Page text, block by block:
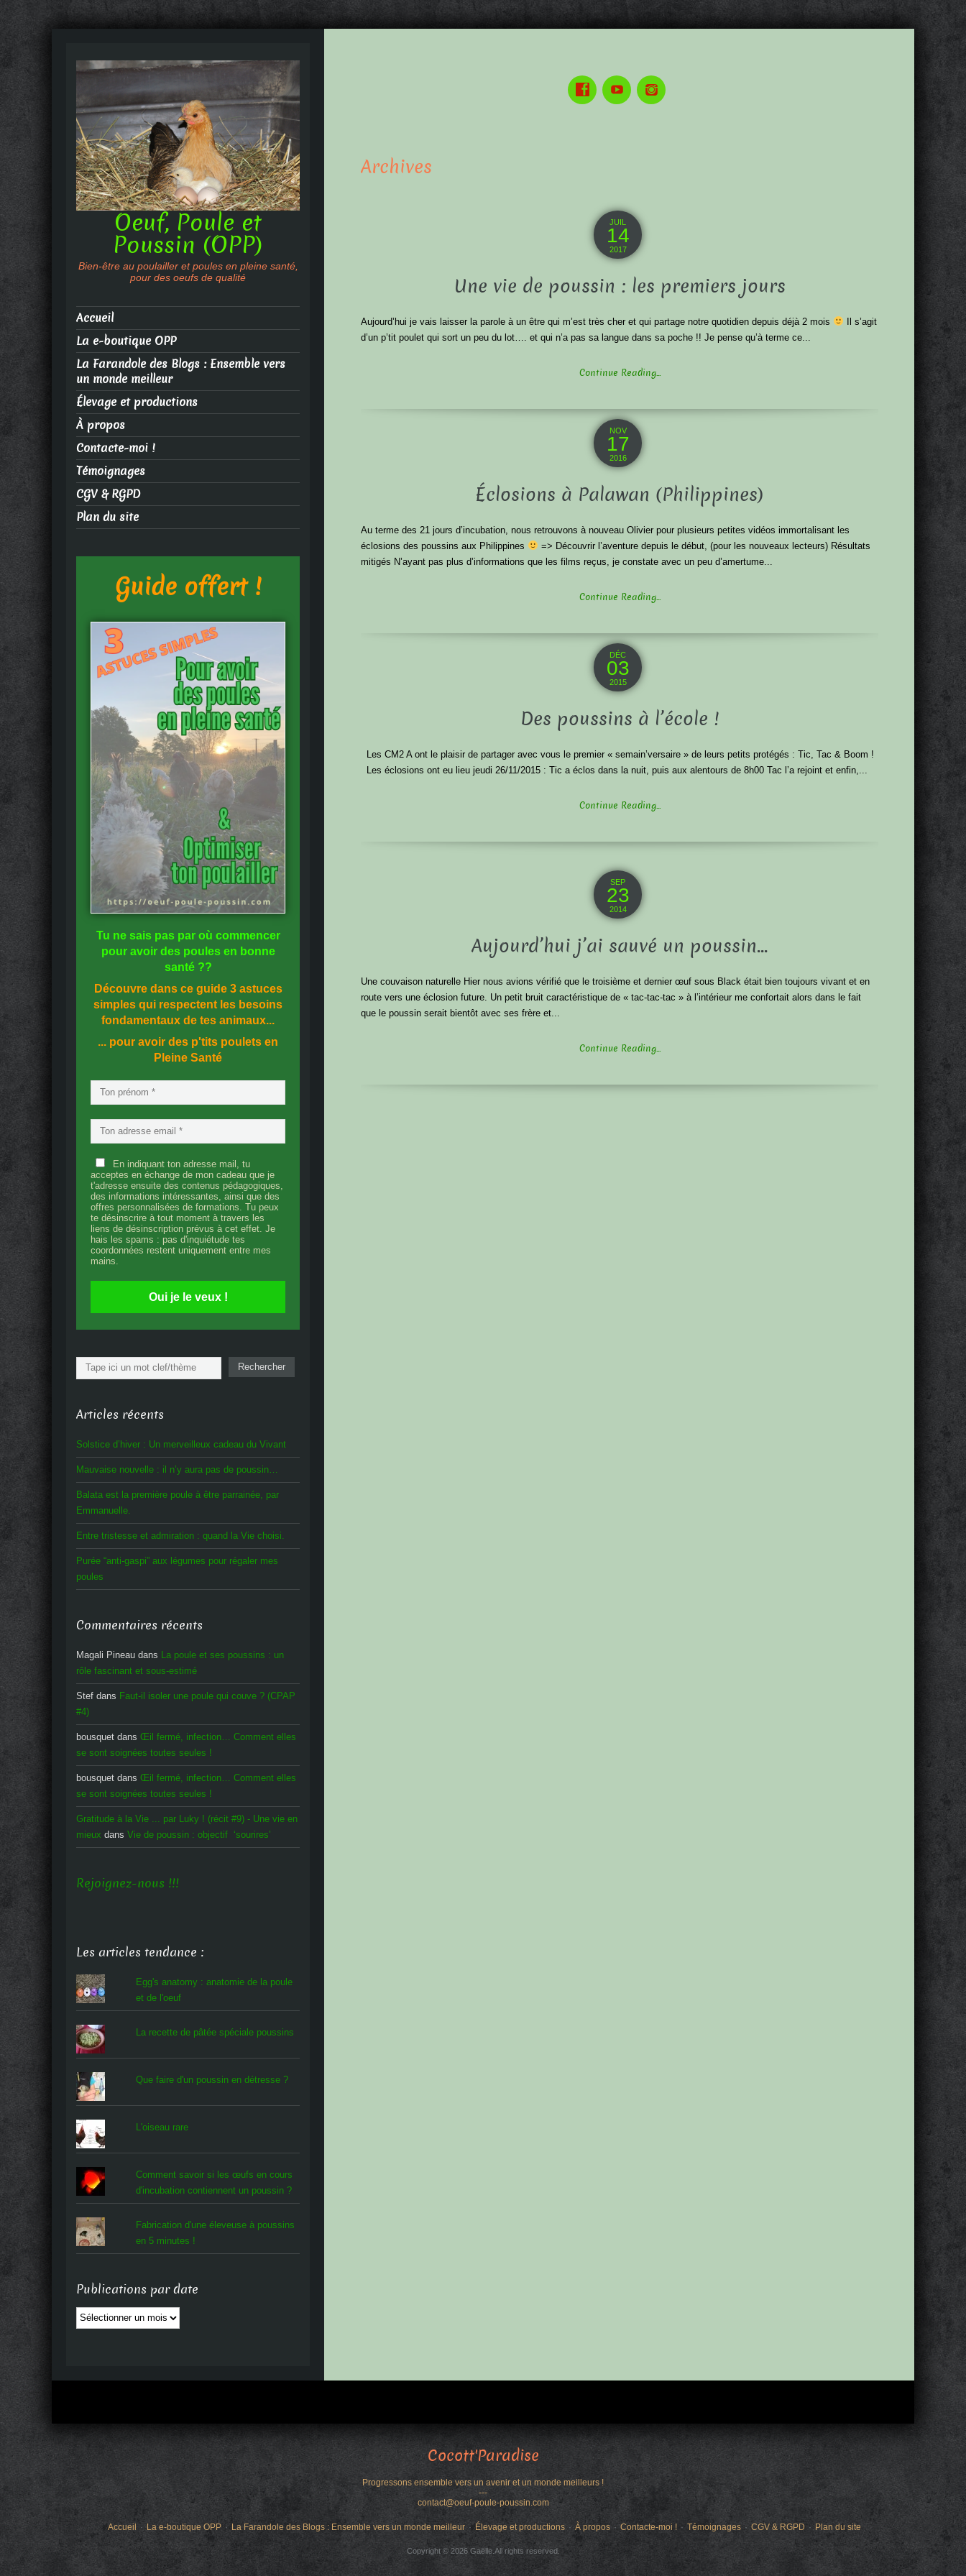
Archives
JUIL
14
2017
Une vie de poussin : les premiers jours
Aujourd’hui je vais laisser la parole à un être qui m’est très cher et qui partage notre quotidien depuis déjà 2 mois
Il s’agit
d’un p’tit poulet qui sort un peu du lot…. et qui n’a pas sa langue dans sa poche !! Je pense qu’à terme ce...
Continue Reading...
NOV
17
2016
Éclosions à Palawan (Philippines)
Au terme des 21 jours d’incubation, nous retrouvons à nouveau Olivier pour plusieurs petites vidéos immortalisant les
éclosions des poussins aux Philippines
=> Découvrir l’aventure depuis le début, (pour les nouveaux lecteurs) Résultats
mitigés N’ayant pas plus d’informations que les films reçus, je constate avec un peu d’amertume...
Continue Reading...
DÉC
03
2015
Des poussins à l’école !
Les CM2 A ont le plaisir de partager avec vous le premier « semain’versaire » de leurs petits protégés : Tic, Tac & Boom !
Les éclosions ont eu lieu jeudi 26/11/2015 : Tic a éclos dans la nuit, puis aux alentours de 8h00 Tac l’a rejoint et enfin,...
Continue Reading...
SEP
23
2014
Aujourd’hui j’ai sauvé un poussin…
Une couvaison naturelle Hier nous avions vérifié que le troisième et dernier œuf sous Black était bien toujours vivant et en
route vers une éclosion future. Un petit bruit caractéristique de « tac-tac-tac » à l’intérieur me confortait alors dans le fait
que le poussin serait bientôt avec ses frère et...
Continue Reading...
Oeuf, Poule et
Poussin (OPP)
Bien-être au poulailler et poules en pleine santé,
pour des oeufs de qualité
Accueil
La e-boutique OPP
La Farandole des Blogs : Ensemble vers
un monde meilleur
Élevage et productions
À propos
Contacte-moi !
Témoignages
CGV & RGPD
Plan du site
Guide offert !
Tu ne sais pas par où commencer
pour avoir des poules en bonne
santé??
Découvre dans ce guide 3 astuces
simples qui respectent les besoins
fondamentaux de tes animaux...
... pour avoir des p'tits poulets en
Pleine Santé
En indiquant ton adresse mail, tu
acceptes en échange de mon cadeau que je
t'adresse ensuite des contenus pédagogiques,
des informations intéressantes, ainsi que des
offres personnalisées de formations. Tu peux
te désinscrire à tout moment à travers les
liens de désinscription prévus à cet effet. Je
hais les spams : pas d'inquiétude tes
coordonnées restent uniquement entre mes
mains.
Oui je le veux !
Rechercher Rechercher
Articles récents
Solstice d’hiver : Un merveilleux cadeau du Vivant
Mauvaise nouvelle : il n’y aura pas de poussin…
Balata est la première poule à être parrainée, par
Emmanuelle.
Entre tristesse et admiration : quand la Vie choisi.
Purée “anti-gaspi” aux légumes pour régaler mes
poules
Commentaires récents
Magali Pineau dans La poule et ses poussins : un
rôle fascinant et sous-estimé
Stef dans Faut-il isoler une poule qui couve ? (CPAP
#4)
bousquet dans Œil fermé, infection… Comment elles
se sont soignées toutes seules !
bousquet dans Œil fermé, infection… Comment elles
se sont soignées toutes seules !
Gratitude à la Vie ... par Luky ! (récit #9) - Une vie en
mieux dans Vie de poussin : objectif ‘sourires’
Rejoignez-nous !!!
Les articles tendance :
Egg's anatomy : anatomie de la poule
et de l'oeuf
La recette de pâtée spéciale poussins
Que faire d'un poussin en détresse ?
L'oiseau rare
Comment savoir si les œufs en cours
d'incubation contiennent un poussin ?
Fabrication d'une éleveuse à poussins
en 5 minutes !
Publications par date
Publications
par
Cocott'Paradise
Progressons ensemble vers un avenir et un monde meilleurs !
---
contact@oeuf-poule-poussin.com
Accueil La e-boutique OPP La Farandole des Blogs : Ensemble vers un monde meilleur Élevage et productions À propos Contacte-moi ! Témoignages CGV & RGPD Plan du site
Copyright © 2026 Gaëlle.All rights reserved.